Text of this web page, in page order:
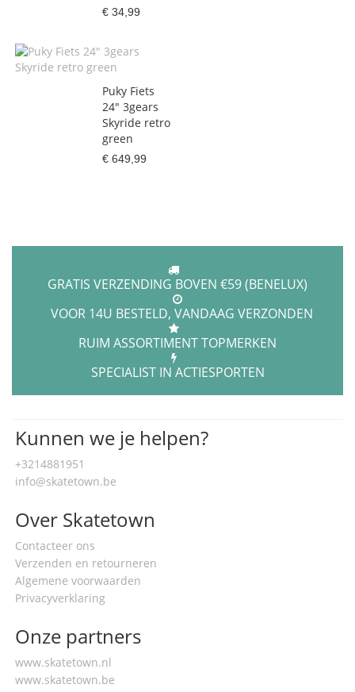
€ 34,99
Puky Fiets
24" 3gears
Skyride retro
green
€ 649,99
GRATIS VERZENDING BOVEN €59 (BENELUX)
VOOR 14U BESTELD, VANDAAG VERZONDEN
RUIM ASSORTIMENT TOPMERKEN
SPECIALIST IN ACTIESPORTEN
Kunnen we je helpen?
+3214881951
info@skatetown.be
Over Skatetown
Contacteer ons
Verzenden en retourneren
Algemene voorwaarden
Privacyverklaring
Onze partners
www.skatetown.nl
www.skatetown.be